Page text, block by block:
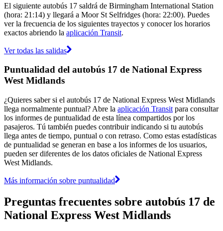
El siguiente autobús 17 saldrá de Birmingham International Station
(hora: 21:14) y llegará a Moor St Selfridges (hora: 22:00). Puedes
ver la frecuencia de los siguientes trayectos y conocer los horarios
exactos abriendo la aplicación Transit.
Ver todas las salidas
Puntualidad del autobús 17 de National Express
West Midlands
¿Quieres saber si el autobús 17 de National Express West Midlands
llega normalmente puntual? Abre la aplicación Transit para consultar
los informes de puntualidad de esta línea compartidos por los
pasajeros. Tú también puedes contribuir indicando si tu autobús
llega antes de tiempo, puntual o con retraso. Como estas estadísticas
de puntualidad se generan en base a los informes de los usuarios,
pueden ser diferentes de los datos oficiales de National Express
West Midlands.
Más información sobre puntualidad
Preguntas frecuentes sobre autobús 17 de
National Express West Midlands